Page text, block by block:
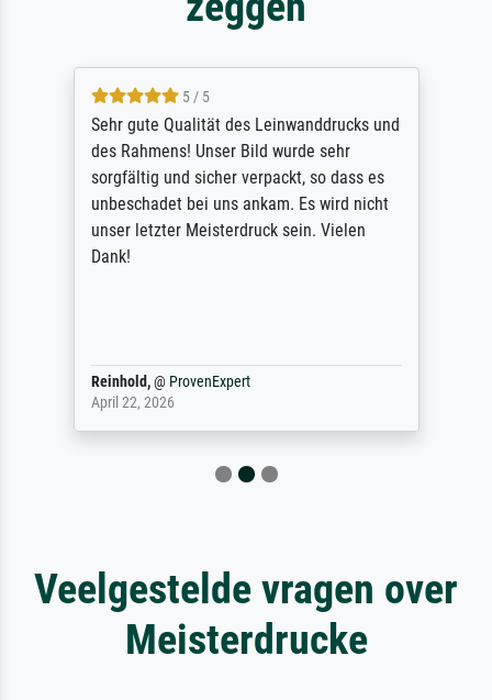
5 / 5
Sehr gute Qualität des Leinwanddrucks und
des Rahmens! Unser Bild wurde sehr
sorgfältig und sicher verpackt, so dass es
unbeschadet bei uns ankam. Es wird nicht
unser letzter Meisterdruck sein. Vielen
Dank!
Reinhold,@ ProvenExpert
April 22, 2026
Veelgestelde vragen over
Meisterdrucke